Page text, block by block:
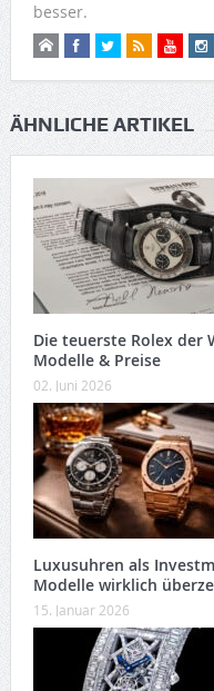
besser.
ÄHNLICHE ARTIKEL
Die teuerste Rolex der
Modelle & Preise
02. Juni 2026
Luxusuhren als
Modelle wirklich
15. Januar 2026